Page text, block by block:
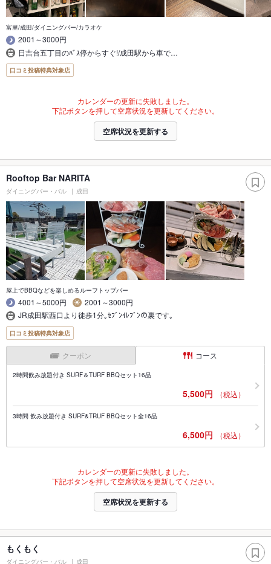
富里/成田/ダイニングバー/カラオケ
2001～3000円
日吉台五丁目のﾊﾞｽ停からすぐ!/成田駅から車で…
口コミ投稿特典対象店
カレンダーの更新に失敗しました。
下記ボタンを押して空席状況を更新してください。
空席状況を更新する
Rooftop Bar NARITA
ダイニングバー・バル 成田
屋上でBBQなどを楽しめるルーフトップバー
4001～5000円
2001～3000円
JR成田駅西口より徒歩1分｡ｾﾌﾞﾝｲﾚﾌﾞﾝの裏です｡
口コミ投稿特典対象店
クーポン コース
2時間飲み放題付き SURF＆TURF BBQセット16品
5,500円 （税込）
3時間 飲み放題付き SURF&TRUF BBQセット全16品
6,500円 （税込）
カレンダーの更新に失敗しました。
下記ボタンを押して空席状況を更新してください。
空席状況を更新する
もくもく
ダイニングバー・バル 成田